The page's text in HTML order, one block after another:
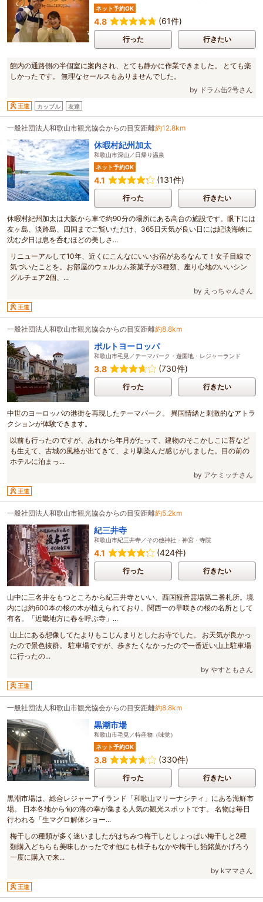
ネット予約OK
4.8 (61件)
行った 行きたい
館内の通路側の半個室に案内され、とても静かに作業できました。 とても楽
しかったです。 無理なセールスもありませんでした。
by ドラム缶2号さん
王道 カップル 友達
一般社団法人和歌山市観光協会からの目安距離約12.8km
休暇村紀州加太
和歌山市深山／日帰り温泉
ネット予約OK
4.1 (131件)
行った 行きたい
休暇村紀州加太は大阪から車で約90分の場所にある高台の施設です。眼下には
友ヶ島、淡路島、四国までご覧いただけ、365日天気が良い日には紀淡海峡に
沈む夕日は息を呑むほどの美しさ...
リニューアルして10年、近くにこんなにいいお宿があるなんて！女子目線で
気づいたことを。お部屋のウェルカム茶菓子が3種類、座り心地のいいシン
グルチェア2個、...
by えっちゃんさん
王道
一般社団法人和歌山市観光協会からの目安距離約8.8km
ポルトヨーロッパ
和歌山市毛見／テーマパーク・遊園地・レジャーランド
3.8 (730件)
行った 行きたい
中世のヨーロッパの港街を再現したテーマパーク。 異国情緒と刺激的なアトラ
クションが体験できます。
以前も行ったのですが、あれから年月がたって、建物のそこかしこに苔など
も生えて、古城の風格が出てきて、より馴染んだ感じがしました。目の前の
ホテルに泊まっ...
by アケミッチさん
王道
一般社団法人和歌山市観光協会からの目安距離約5.2km
紀三井寺
和歌山市紀三井寺／その他神社・神宮・寺院
4.1 (424件)
行った 行きたい
山中に三名井をもつところから紀三井寺といい、西国観音霊場第二番札所。境
内には約600本の桜の木が植えられており、関西一の早咲きの桜の名所として
有名。「近畿地方に春を呼ぶ寺」...
山上にある想像してたよりもこじんまりとしたお寺でした。 お天気が良かっ
たので景色抜群。 駐車場ですが、歩きたくなかったので一番近い山上駐車場
に行ったの...
by やすともさん
王道
一般社団法人和歌山市観光協会からの目安距離約8.8km
黒潮市場
和歌山市毛見／特産物（味覚）
ネット予約OK
3.8 (330件)
行った 行きたい
黒潮市場は、総合レジャーアイランド「和歌山マリーナシティ」にある海鮮市
場。 日本各地から旬の海の幸が集まる人気の観光スポットです。 名物は毎日
行われる「生マグロ解体ショー...
梅干しの種類が多く迷いましたがはちみつ梅干しとしょっぱい梅干しと2種
類購入どちらも美味しかったです他にも柚子もなかや梅干し飴銘菓かげろう
一度に購入で来...
by kママさん
王道